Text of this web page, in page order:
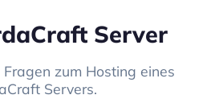
Server
zum Hosting eines
Servers.